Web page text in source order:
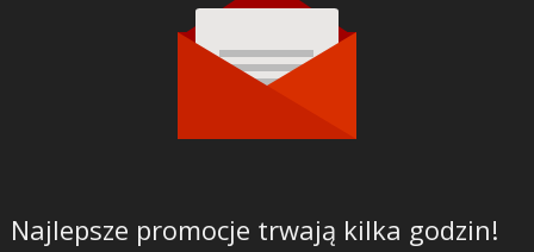
Najlepsze promocje trwają kilka godzin!